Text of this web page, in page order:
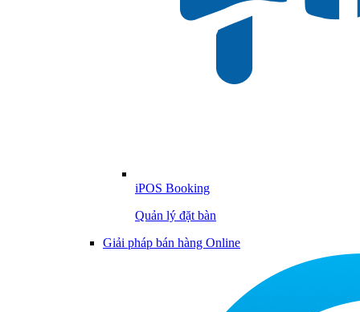
iPOS Booking
Quản lý đặt bàn
Giải pháp bán hàng Online